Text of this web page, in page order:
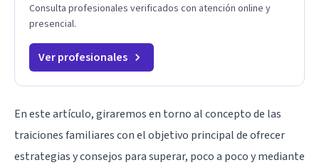
Consulta profesionales verificados con atención online y
presencial.
Ver profesionales
En este artículo, giraremos en torno al concepto de las
traiciones familiares con el objetivo principal de ofrecer
estrategias y consejos para superar, poco a poco y mediante